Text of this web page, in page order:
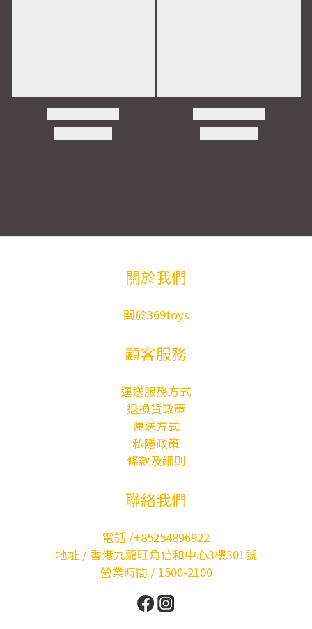
關於我們
關於369toys
顧客服務
運送服務方式
退換貨政策
運送方式
私隱政策
條款及細則
聯絡我們
電話 /+85254896922
地址 / 香港九龍旺角信和中心3樓301號
營業時間 / 1500-2100